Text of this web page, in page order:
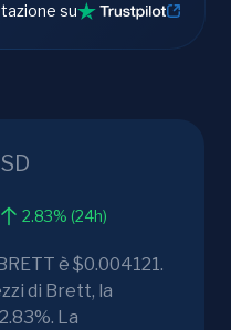
su
2.83% (24h)
è $0.004121.
di Brett, la
La